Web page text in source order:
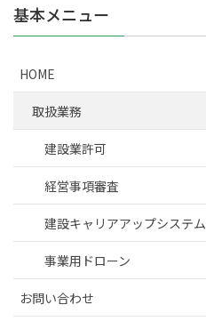
基本メニュー
HOME
取扱業務
建設業許可
経営事項審査
建設キャリアアップシステム
事業用ドローン
お問い合わせ